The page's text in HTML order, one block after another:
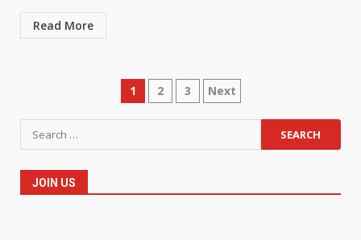
Read More
Posts
pagination
1 2 3 Next
Search
for:
JOIN US